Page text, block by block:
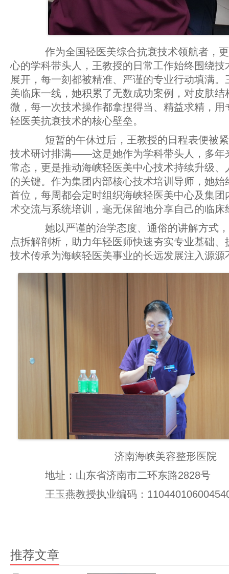
作为全国轻医美综合抗衰技术领航者，更
心的学科带头人，王教授的日常工作始终围绕技
展开，每一刻都被精准、严谨的专业行动填满。
美临床一线，她积累了无数成功案例，对皮肤结
微，每一次技术操作都拿捏得当、精益求精，用
轻医美抗衰技术的核心壁垒。
短暂的午休过后，王教授的日程表便被紧
技术研讨排满——这是她作为学科带头人，多年
常态，更是推动海峡轻医美中心技术持续升级、
的关键。作为集团内部核心技术培训导师，她始
首位，每周都会定时组织海峡轻医美中心及集团
术交流与系统培训，毫无保留地分享自己的临床
她以严谨的治学态度、通俗的讲解方式，
点拆解剖析，助力年轻医师快速夯实专业基础
技术传承为海峡轻医美事业的长远发展注入源源
济南海峡美容整形医院
地址：山东省济南市二环东路2828号
王玉燕教授执业编码：
推荐文章